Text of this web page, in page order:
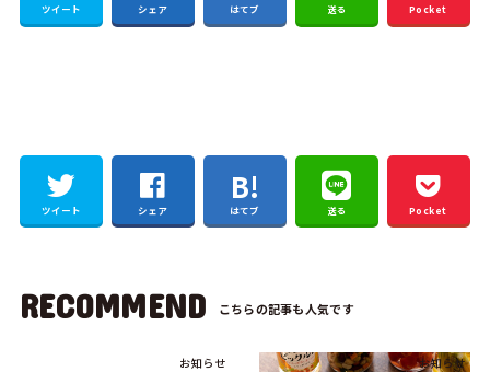
ツイート シェア はてブ 送る Pocket
ツイート シェア はてブ 送る Pocket
RECOMMEND
お知らせ お知らせ